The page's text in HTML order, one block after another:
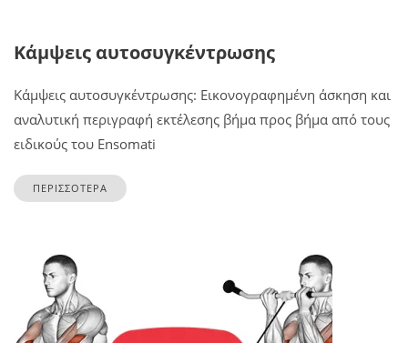
Κάμψεις αυτοσυγκέντρωσης
Κάμψεις αυτοσυγκέντρωσης: Εικονογραφημένη άσκηση και
αναλυτική περιγραφή εκτέλεσης βήμα προς βήμα από τους
ειδικούς του Ensomati
ΠΕΡΙΣΣΟΤΕΡΑ